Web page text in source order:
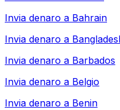
Invia denaro a Bahrain
Invia denaro a
Invia denaro a Barbados
Invia denaro a Belgio
Invia denaro a Benin